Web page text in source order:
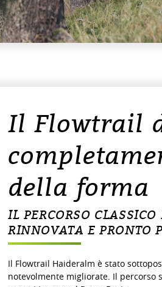
Il Flowtrail
della forma
IL PERCORSO
RINNOVATA E PRONTO
Il Flowtrail Haideralm è stato
notevolmente migliorate. Il